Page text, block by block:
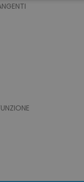
NECESSARI